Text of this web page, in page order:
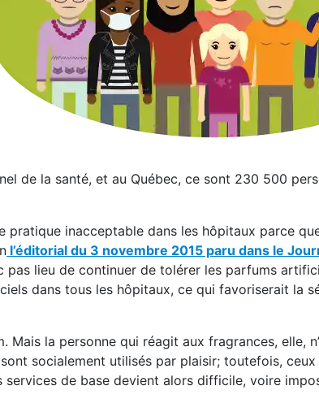
de la santé, et au Québec, ce sont 230 500
inacceptable dans les hôpitaux parce
l’éditorial du 3 novembre 2015 paru dans le
pas lieu de continuer de tolérer les parfums
dans tous les hôpitaux, ce qui favoriserait la
la personne qui réagit aux fragrances, elle,
socialement utilisés par plaisir; toutefois,
services de base devient alors difficile, voire